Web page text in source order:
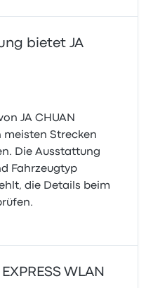
bietet JA
JA CHUAN
meisten Strecken
Die Ausstattung
Fahrzeugtyp
die Details beim
WLAN